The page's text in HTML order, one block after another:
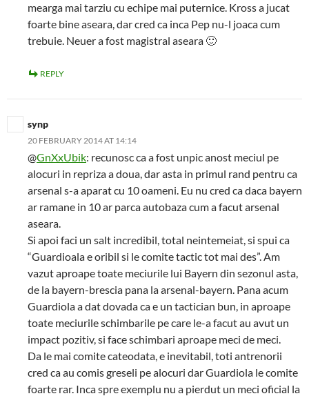
mearga mai tarziu cu echipe mai puternice. Kross a jucat
foarte bine aseara, dar cred ca inca Pep nu-l joaca cum
trebuie. Neuer a fost magistral aseara 🙂
REPLY
synp
20 FEBRUARY 2014 AT 14:14
@GnXxUbik: recunosc ca a fost unpic anost meciul pe
alocuri in repriza a doua, dar asta in primul rand pentru ca
arsenal s-a aparat cu 10 oameni. Eu nu cred ca daca bayern
ar ramane in 10 ar parca autobaza cum a facut arsenal
aseara.
Si apoi faci un salt incredibil, total neintemeiat, si spui ca
“Guardioala e oribil si le comite tactic tot mai des”. Am
vazut aproape toate meciurile lui Bayern din sezonul asta,
de la bayern-brescia pana la arsenal-bayern. Pana acum
Guardiola a dat dovada ca e un tactician bun, in aproape
toate meciurile schimbarile pe care le-a facut au avut un
impact pozitiv, si face schimbari aproape meci de meci.
Da le mai comite cateodata, e inevitabil, toti antrenorii
cred ca au comis greseli pe alocuri dar Guardiola le comite
foarte rar. Inca spre exemplu nu a pierdut un meci oficial la